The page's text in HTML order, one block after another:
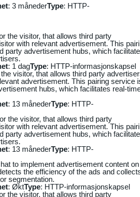
: 3 månederType: HTTP-
the visitor, that allows third party
with relevant advertisement. This
party advertisement hubs, which
: 1 dagType: HTTP-informasjonskapsel
visitor, that allows third party
advertisement. This pairing service
hubs, which facilitates real-
: 13 månederType: HTTP-
the visitor, that allows third party
with relevant advertisement. This
party advertisement hubs, which
: 13 månederType: HTTP-
to implement advertisement content on
the efficiency of the ads and
segmentation.
: ØktType: HTTP-informasjonskapsel
the visitor, that allows third party